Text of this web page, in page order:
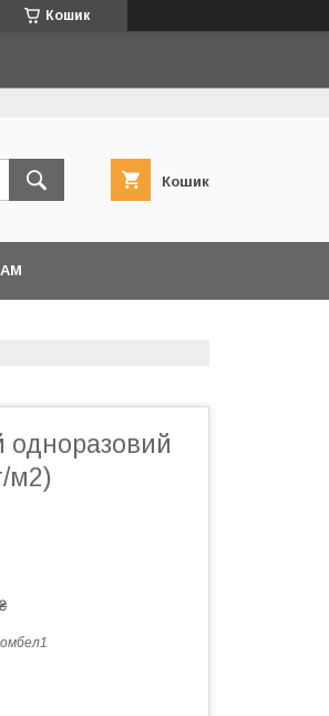
Кошик
Кошик
одноразовий
м2)